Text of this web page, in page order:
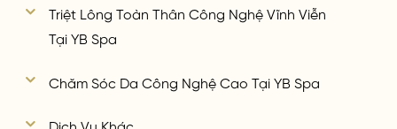
Triệt Lông Toàn Thân Công Nghệ Vĩnh Viễn
Tại YB Spa
Chăm Sóc Da Công Nghệ Cao Tại YB Spa
Dịch Vụ Khác